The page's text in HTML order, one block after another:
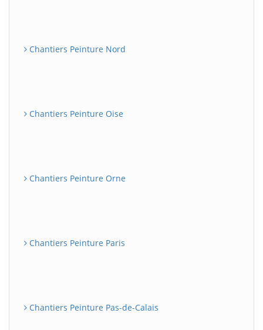
Chantiers Peinture Nord
Chantiers Peinture Oise
Chantiers Peinture Orne
Chantiers Peinture Paris
Chantiers Peinture Pas-de-Calais